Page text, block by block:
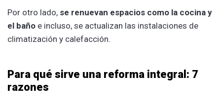
Por otro lado, se renuevan espacios como la cocina y
el baño e incluso, se actualizan las instalaciones de
climatización y calefacción.
Para qué sirve una reforma integral: 7
razones